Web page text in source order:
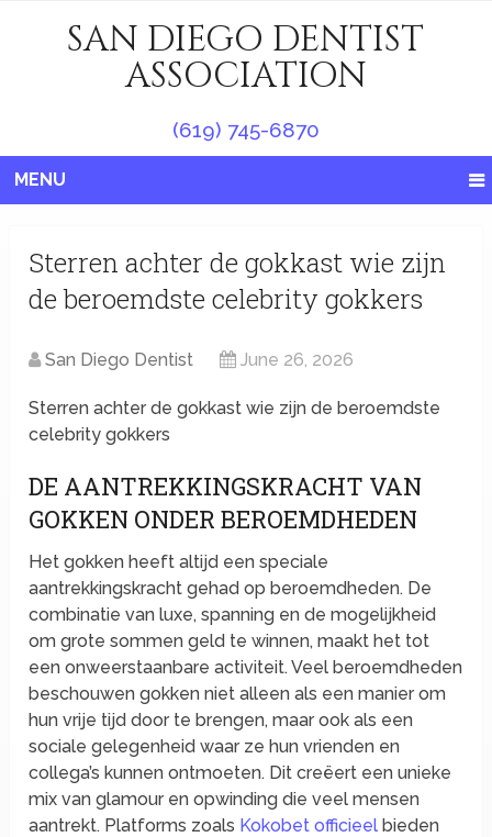
SAN DIEGO DENTIST
ASSOCIATION
(619) 745-6870
MENU
Sterren achter de gokkast wie zijn
de beroemdste celebrity gokkers
San Diego Dentist June 26, 2026
Sterren achter de gokkast wie zijn de beroemdste
celebrity gokkers
DE AANTREKKINGSKRACHT VAN
GOKKEN ONDER BEROEMDHEDEN
Het gokken heeft altijd een speciale
aantrekkingskracht gehad op beroemdheden. De
combinatie van luxe, spanning en de mogelijkheid
om grote sommen geld te winnen, maakt het tot
een onweerstaanbare activiteit. Veel beroemdheden
beschouwen gokken niet alleen als een manier om
hun vrije tijd door te brengen, maar ook als een
sociale gelegenheid waar ze hun vrienden en
collega’s kunnen ontmoeten. Dit creëert een unieke
mix van glamour en opwinding die veel mensen
aantrekt. Platforms zoals Kokobet officieel bieden